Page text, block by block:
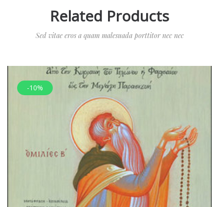
Related Products
Sed vitae eros a quam malesuada porttitor nec nec
-10%